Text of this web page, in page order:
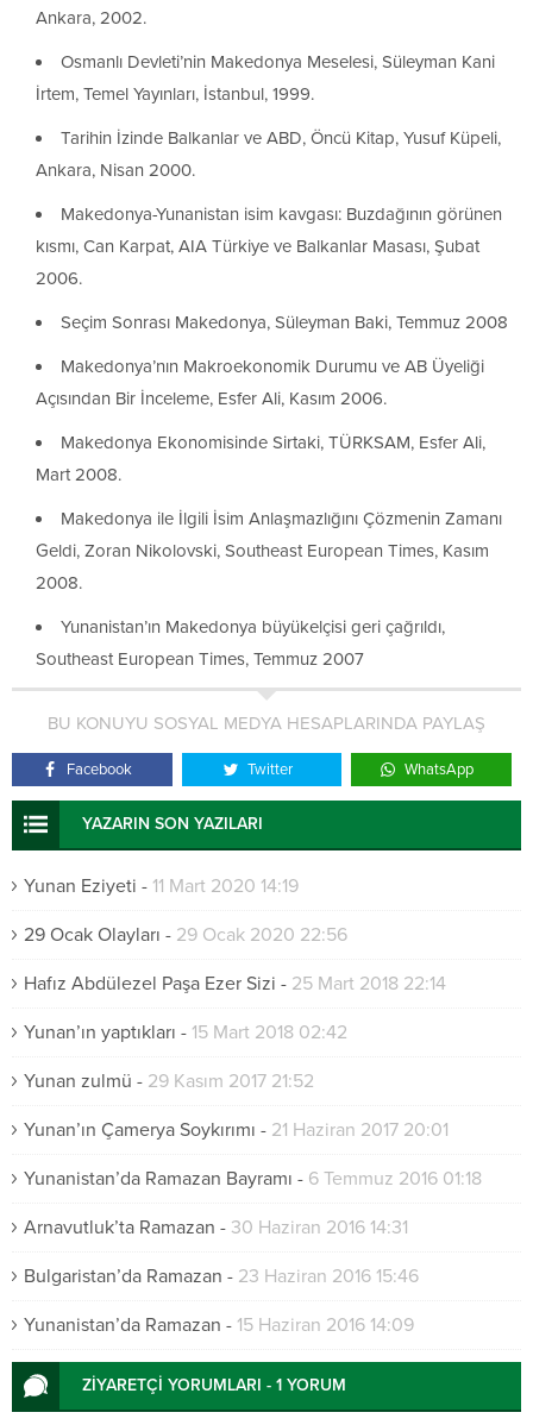
Ankara, 2002.
Osmanlı Devleti’nin Makedonya Meselesi, Süleyman Kani
İrtem, Temel Yayınları, İstanbul, 1999.
Tarihin İzinde Balkanlar ve ABD, Öncü Kitap, Yusuf Küpeli,
Ankara, Nisan 2000.
Makedonya-Yunanistan isim kavgası: Buzdağının görünen
kısmı, Can Karpat, AIA Türkiye ve Balkanlar Masası, Şubat
2006.
Seçim Sonrası Makedonya, Süleyman Baki, Temmuz 2008
Makedonya’nın Makroekonomik Durumu ve AB Üyeliği
Açısından Bir İnceleme, Esfer Ali, Kasım 2006.
Makedonya Ekonomisinde Sirtaki, TÜRKSAM, Esfer Ali,
Mart 2008.
Makedonya ile İlgili İsim Anlaşmazlığını Çözmenin Zamanı
Geldi, Zoran Nikolovski, Southeast European Times, Kasım
2008.
Yunanistan’ın Makedonya büyükelçisi geri çağrıldı,
Southeast European Times, Temmuz 2007
BU KONUYU SOSYAL MEDYA HESAPLARINDA PAYLAŞ
Facebook Twitter WhatsApp
YAZARIN SON YAZILARI
Yunan Eziyeti - 11 Mart 2020 14:19
29 Ocak Olayları - 29 Ocak 2020 22:56
Hafız Abdülezel Paşa Ezer Sizi - 25 Mart 2018 22:14
Yunan’ın yaptıkları - 15 Mart 2018 02:42
Yunan zulmü - 29 Kasım 2017 21:52
Yunan’ın Çamerya Soykırımı - 21 Haziran 2017 20:01
Yunanistan’da Ramazan Bayramı - 6 Temmuz 2016 01:18
Arnavutluk’ta Ramazan - 30 Haziran 2016 14:31
Bulgaristan’da Ramazan - 23 Haziran 2016 15:46
Yunanistan’da Ramazan - 15 Haziran 2016 14:09
ZİYARETÇİ YORUMLARI - 1 YORUM